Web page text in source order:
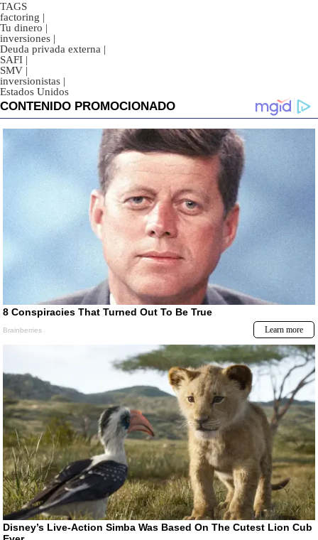
TAGS
factoring |
Tu dinero |
inversiones |
Deuda privada externa |
SAFI |
SMV |
inversionistas |
Estados Unidos